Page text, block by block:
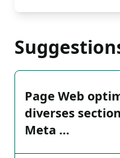
Page Web
diverses
Meta …